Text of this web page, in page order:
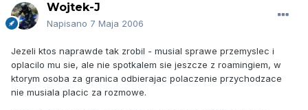
Wojtek-J
Napisano 7 Maja 2006
Jezeli ktos naprawde tak zrobil - musial sprawe przemyslec i
oplacilo mu sie, ale nie spotkalem sie jeszcze z roamingiem, w
ktorym osoba za granica odbierajac polaczenie przychodzace
nie musiala placic za rozmowe.